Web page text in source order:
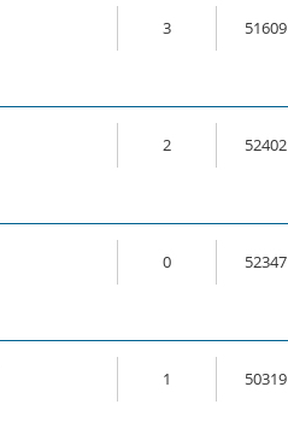
3 51609
2 52402
0 52347
1 50319